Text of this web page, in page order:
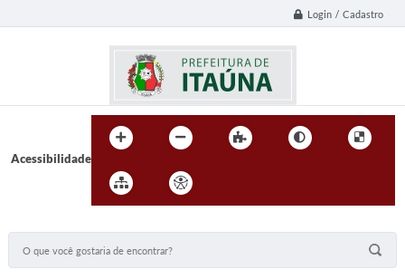
Login / Cadastro
Acessibilidade